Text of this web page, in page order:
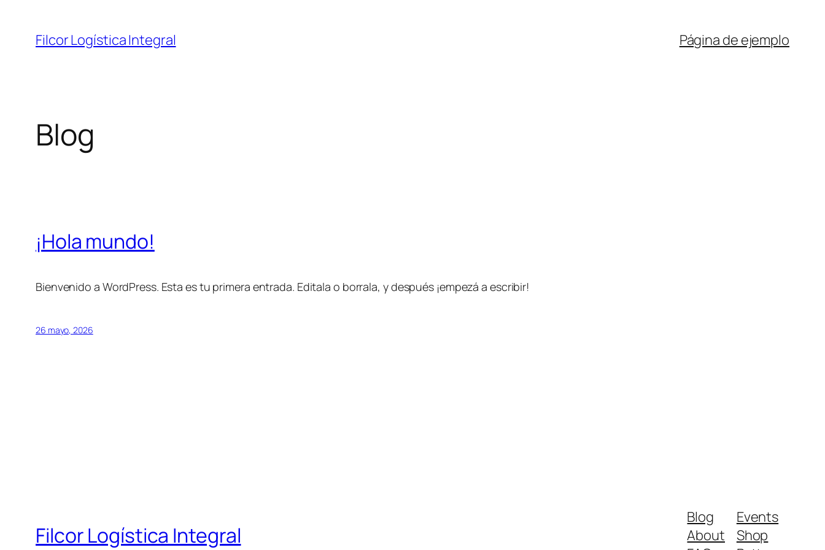
contenido
Filcor Logística Integral Página de ejemplo
Blog
¡Hola mundo!
Bienvenido a WordPress. Esta es tu primera entrada. Editala o borrala, y después ¡empezá a escribir!
26 mayo, 2026
Filcor Logística Integral
Blog
About
Events
Shop